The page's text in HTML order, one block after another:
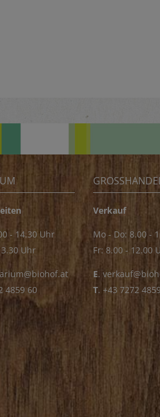
- 14.30 Uhr
Uhr
4859 60
Verkauf
Mo - Do: 8.00 -
Fr: 8.00 - 12.00
E.
T. +43 7272